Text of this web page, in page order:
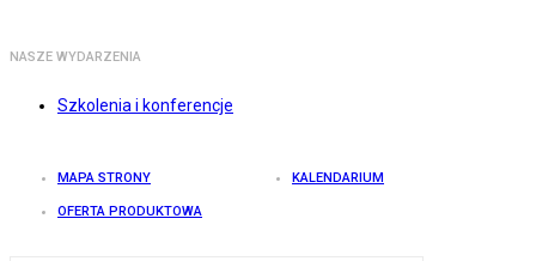
NASZE WYDARZENIA
Szkolenia i konferencje
MAPA STRONY KALENDARIUM
OFERTA PRODUKTOWA